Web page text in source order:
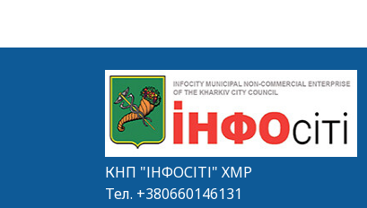
КНП "ІНФОСІТІ" ХМР
Тел. +380660146131